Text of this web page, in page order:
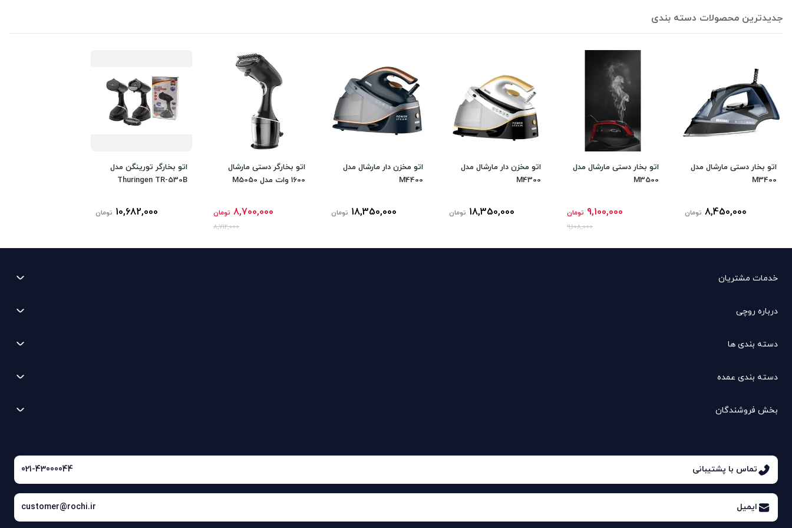
جدیدترین محصولات دسته بندی
اتو بخار دستی مارشال مدل
M3400
8,450,000 تومان
اتو بخار دستی مارشال مدل
M3500
9,100,000 تومان
9,108,000
اتو مخزن دار مارشال مدل
M4300
18,350,000 تومان
اتو مخزن دار مارشال مدل
M4400
18,350,000 تومان
اتو بخارگر دستی مارشال
1600 وات مدل M5050
8,700,000 تومان
8,712,000
اتو بخارگر تورینگن مدل
Thuringen TR-530B
10,682,000 تومان
خدمات مشتریان
درباره روچی
دسته بندی ها
دسته بندی عمده
بخش فروشندگان
تماس با پشتیبانی 021-43000044
ایمیل customer@rochi.ir